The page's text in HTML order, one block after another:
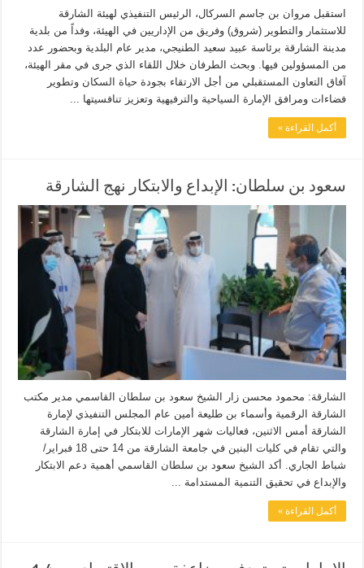
استقبل مروان بن جاسم السركال، الرئيس التنفيذي لهيئة الشارقة
للاستثمار والتطوير (شروق) وفريق من الإداريين في الهيئة، وفداً من بلدية
مدينة الشارقة برئاسة عبيد سعيد الطنيجي، مدير عام البلدية وبحضور عدد
من المسؤولين فيها. وبحث الطرفان خلال اللقاء الذي جرى في مقر الهيئة،
آفاق التعاون المستقبلي من أجل الارتقاء بجودة حياة السكان وتطوير
فضاءات ومرافق الإمارة السياحية والترفيهية وتعزيز تنافسيتها ...
أكمل القراءة »
سعود بن سلطان: الإبداع والابتكار نهج الشارقة
الشارقة: محمود محسن زار الشيخ سعود بن سلطان القاسمي مدير مكتب
الشارقة الرقمية وأسماء بن طليعة أمين عام المجلس التنفيذي لإمارة
الشارقة أمس الاثنين، فعاليات شهر الإمارات للابتكار في إمارة الشارقة
والتي تقام في كليات البنين في جامعة الشارقة من 14 حتى 18 فبراير/
شباط الجاري. أكد الشيخ سعود بن سلطان القاسمي أهمية دعم الابتكار
والإبداع في تحقيق التنمية المستدامة ...
أكمل القراءة »